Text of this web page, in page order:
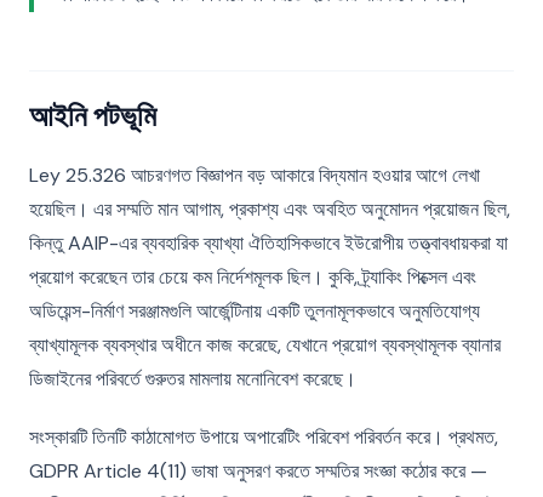
আইনি পটভূমি
Ley 25.326 আচরণগত বিজ্ঞাপন বড় আকারে বিদ্যমান হওয়ার আগে লেখা
হয়েছিল। এর সম্মতি মান আগাম, প্রকাশ্য এবং অবহিত অনুমোদন প্রয়োজন ছিল,
কিন্তু AAIP-এর ব্যবহারিক ব্যাখ্যা ঐতিহাসিকভাবে ইউরোপীয় তত্ত্বাবধায়করা যা
প্রয়োগ করেছেন তার চেয়ে কম নির্দেশমূলক ছিল। কুকি, ট্র্যাকিং পিক্সেল এবং
অডিয়েন্স-নির্মাণ সরঞ্জামগুলি আর্জেন্টিনায় একটি তুলনামূলকভাবে অনুমতিযোগ্য
ব্যাখ্যামূলক ব্যবস্থার অধীনে কাজ করেছে, যেখানে প্রয়োগ ব্যবস্থামূলক ব্যানার
ডিজাইনের পরিবর্তে গুরুতর মামলায় মনোনিবেশ করেছে।
সংস্কারটি তিনটি কাঠামোগত উপায়ে অপারেটিং পরিবেশ পরিবর্তন করে। প্রথমত,
GDPR Article 4(11) ভাষা অনুসরণ করতে সম্মতির সংজ্ঞা কঠোর করে —